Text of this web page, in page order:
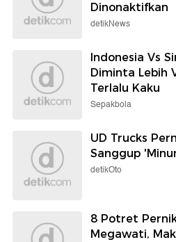
Dinonaktifkan
detikNews
Indonesia Vs
Diminta Lebih
Terlalu Kaku
Sepakbola
UD Trucks
Sanggup
detikOto
8 Potret
Megawati,